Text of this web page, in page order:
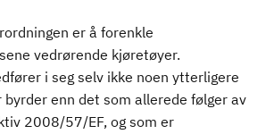
er å forenkle
vedrørende kjøretøyer.
i seg selv ikke noen ytterligere
enn det som allerede følger av
2008/57/EF, og som er